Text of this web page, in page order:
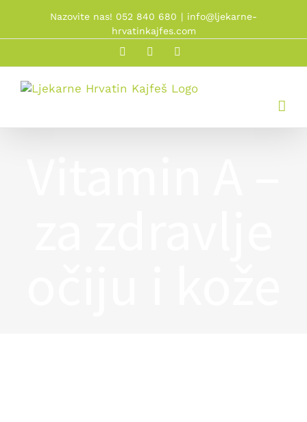
content
Nazovite nas! 052 840 680 | info@ljekarne-
hrvatinkajfes.com
FacebookLinkedin